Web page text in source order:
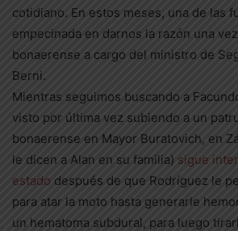
cotidiano. En estos meses, una de las
empecinada en darnos la razón una
bonaerense a cargo del ministro de
Berni.
Mientras seguimos buscando a
visto por última vez subiendo a un
bonaerense en Mayor Buratovich, en
le dicen a Alan en su familia) sigue
estado después de que Rodríguez le
para atar la moto hasta generarle
un hematoma subdural, para luego